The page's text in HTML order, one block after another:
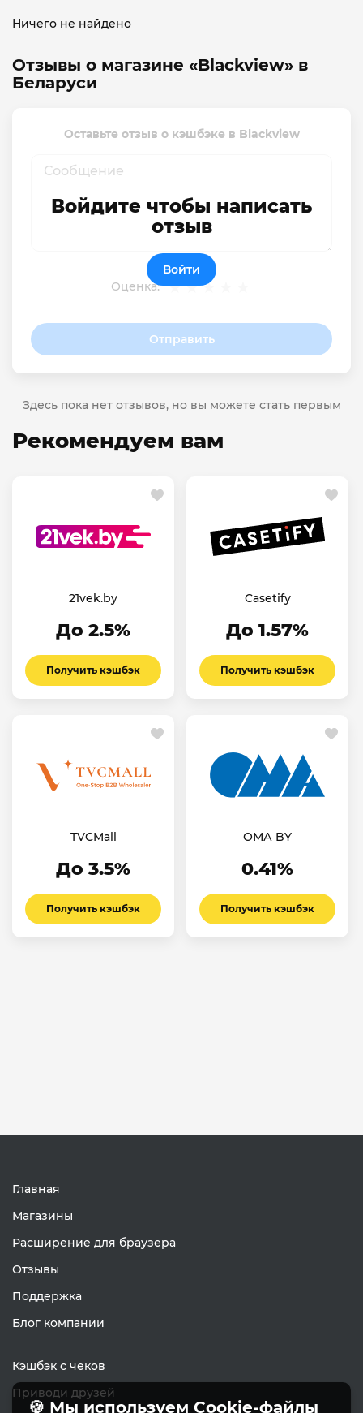
Ничего не найдено
Отзывы о магазине «Blackview» в
Беларуси
Оставьте отзыв о кэшбэке в Blackview
Оценка:
Отправить
Войдите чтобы написать
отзыв
Войти
Здесь пока нет отзывов, но вы можете стать первым
Рекомендуем вам
21vek.by
До 2.5%
Получить кэшбэк
Casetify
До 1.57%
Получить кэшбэк
TVCMall
До 3.5%
Получить кэшбэк
ОМА BY
0.41%
Получить кэшбэк
Главная
Магазины
Расширение для браузера
Отзывы
Поддержка
Блог компании
Кэшбэк с чеков
Приводи друзей
🍪 Мы используем Cookie-файлы